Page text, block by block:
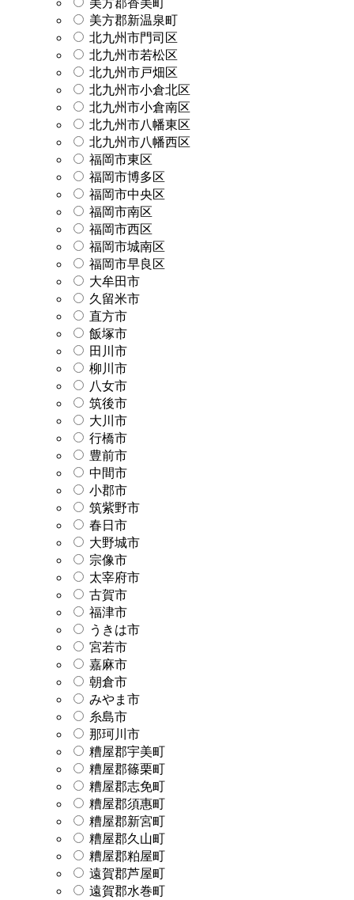
美方郡新温泉町
北九州市門司区
北九州市若松区
北九州市戸畑区
北九州市小倉北区
北九州市小倉南区
北九州市八幡東区
北九州市八幡西区
福岡市東区
福岡市博多区
福岡市中央区
福岡市南区
福岡市西区
福岡市城南区
福岡市早良区
大牟田市
久留米市
直方市
飯塚市
田川市
柳川市
八女市
筑後市
大川市
行橋市
豊前市
中間市
小郡市
筑紫野市
春日市
大野城市
宗像市
太宰府市
古賀市
福津市
うきは市
宮若市
嘉麻市
朝倉市
みやま市
糸島市
那珂川市
糟屋郡宇美町
糟屋郡篠栗町
糟屋郡志免町
糟屋郡須惠町
糟屋郡新宮町
糟屋郡久山町
糟屋郡粕屋町
遠賀郡芦屋町
遠賀郡水巻町